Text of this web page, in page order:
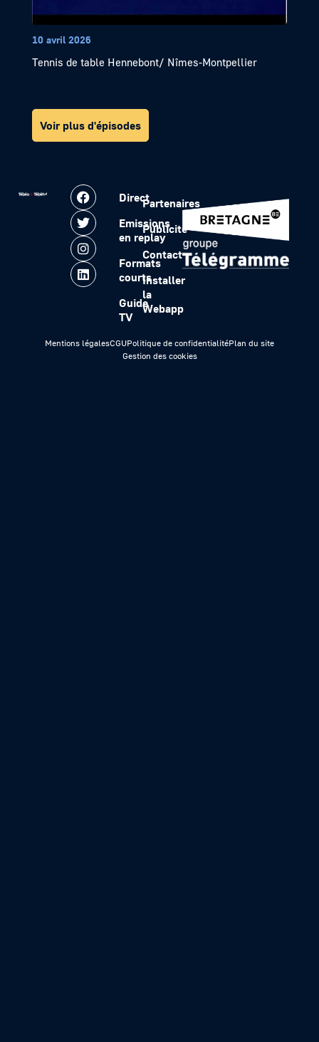
10 avril 2026
Tennis de table Hennebont/ Nîmes-Montpellier
Voir plus d'épisodes
Direct
Emissions
en replay
Formats
courts
Guide
TV
Partenaires
Publicité
Contact
Installer
la
Webapp
Mentions légalesCGUPolitique de confidentialitéPlan du site
Gestion des cookies